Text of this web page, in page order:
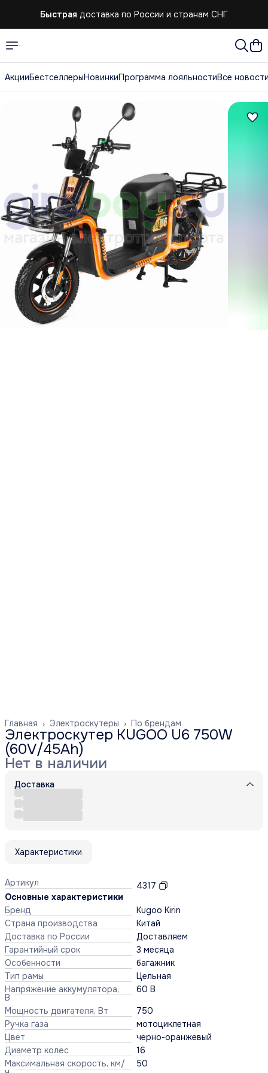
Быстрая доставка по России и странам СНГ
АкцииБестселлерыНовинкиПрограмма лояльностиВсе
По брендам
Электроскутеры ›
Главная ›
Электроскутер KUGOO U6 750W
(60V/45Ah)
Нет в наличии
Доставка
Характеристики
Артикул
4317
Основные характеристики
Бренд
Kugoo Kirin
Страна производства
Китай
Доставка по России
Доставляем
Гарантийный срок
3 месяца
Особенности
багажник
Тип рамы
Цельная
Напряжение аккумулятора,
В
60 В
Мощность двигателя, Вт
750
Ручка газа
мотоциклетная
Цвет
черно-оранжевый
Диаметр колёс
16
Максимальная скорость, км/
50